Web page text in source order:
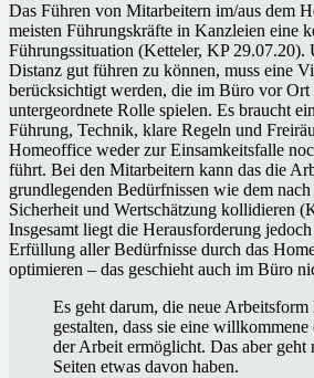
Das Führen von Mitarbeitern im/aus dem
meisten Führungskräfte in Kanzleien eine
Führungssituation (Ketteler, KP 29.07.20).
Distanz gut führen zu können, muss eine
berücksichtigt werden, die im Büro vor Ort
untergeordnete Rolle spielen. Es braucht
Führung, Technik, klare Regeln und
Homeoffice weder zur Einsamkeitsfalle
führt. Bei den Mitarbeitern kann das die
grundlegenden Bedürfnissen wie dem
Sicherheit und Wertschätzung kollidieren
Insgesamt liegt die Herausforderung
Erfüllung aller Bedürfnisse durch das
optimieren – das geschieht auch im Büro
Es geht darum, die neue
gestalten, dass sie eine
der Arbeit ermöglicht. Das aber geht
Seiten etwas davon haben.